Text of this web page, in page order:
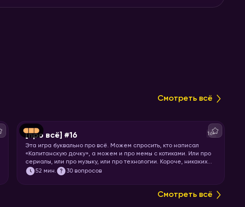
Смотреть всё
[про всё] #16 16+
Эта игра буквально про всё. Можем спросить, кто написал
«Капитанскую дочку», а можем и про мемы с котиками. Или про
сериалы, или про музыку, или про технологии. Короче, никаких
специфических знаний не требуется! Только вы и ваше
52 мин. 30 вопросов
Смотреть всё